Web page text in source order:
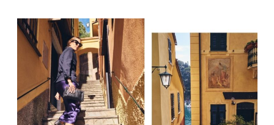
NOS ARTICLES ART ET DESIGN
Burano, la palette
de tous les
superlatifs